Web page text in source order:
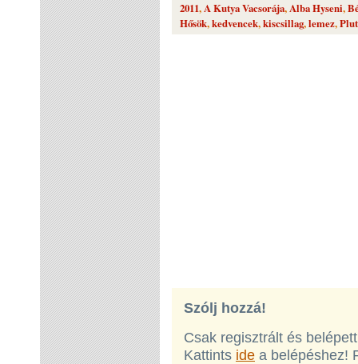
2011,A Kutya Vacsorája,Alba Hyseni,
Hősök,kedvencek,kiscsillag,lemez,
Szólj hozzá!
Csak regisztrált és
Kattints ide a belépéshez!